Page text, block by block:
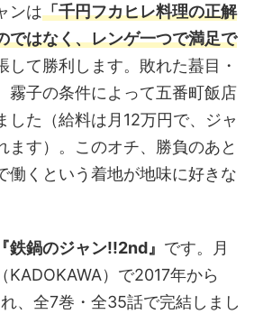
ンは「千円フカヒレ料理の正解
ではなく、レンゲ一つで満足で
して勝利します。敗れた蟇目・
霧子の条件によって五番町飯店
した（給料は月12万円で、ジャ
ます）。このオチ、勝負のあと
働くという着地が地味に好きな
『鉄鍋のジャン!!2nd』 です。月
KADOKAWA）で2017年から
、全7巻・全35話で完結しまし